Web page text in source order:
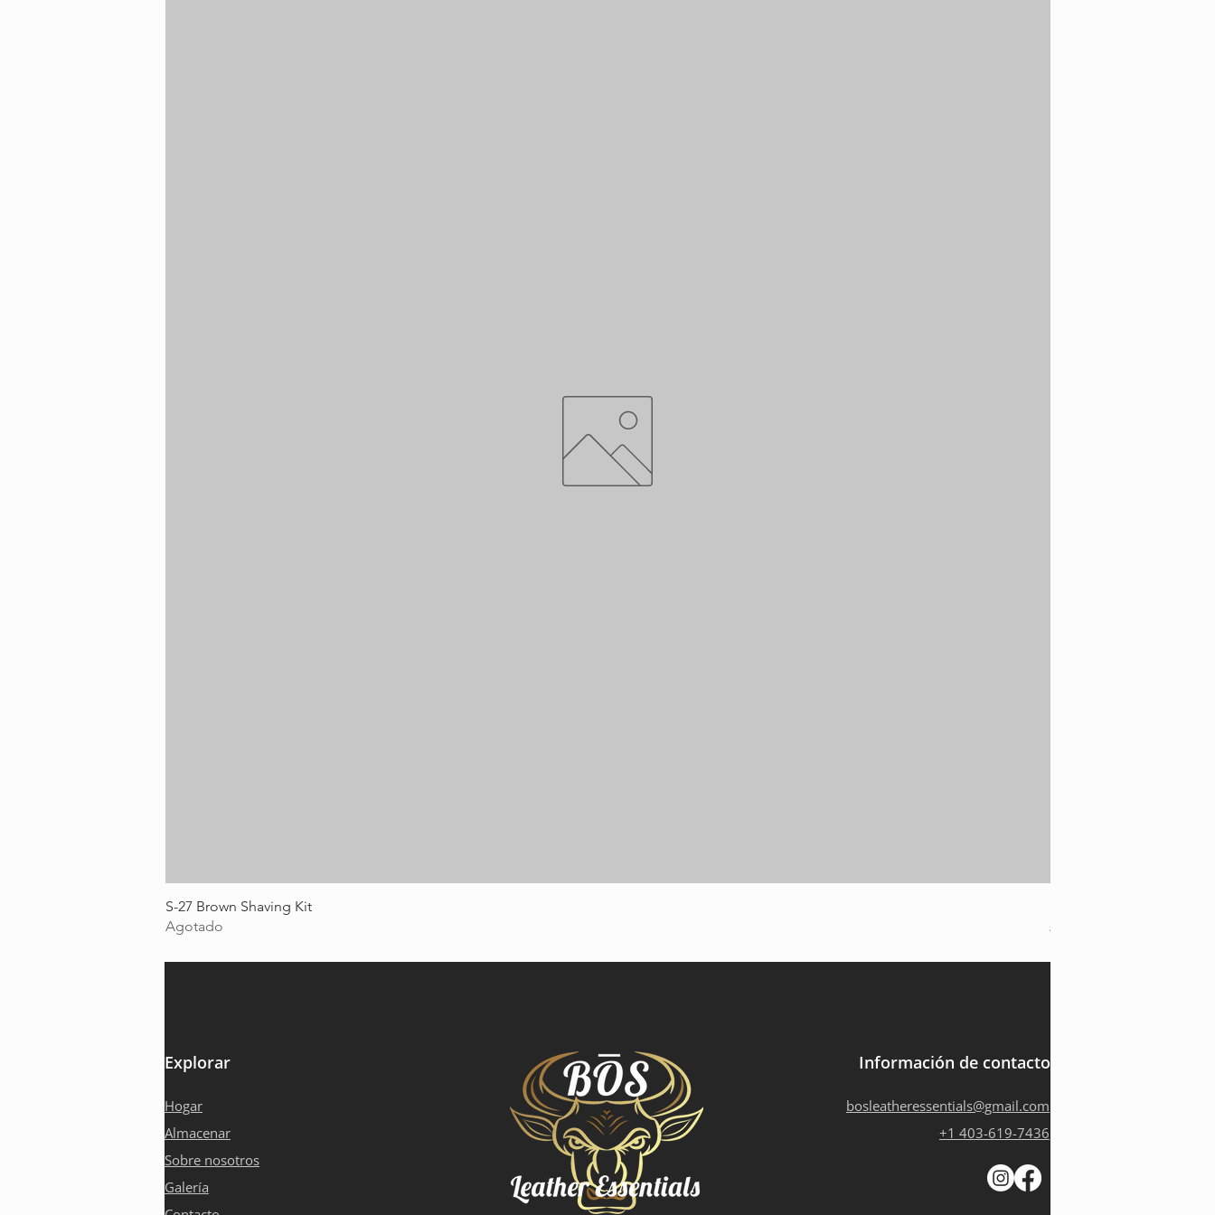
S-27 Brown Shaving Kit
Agotado
Agotado
Explorar
Hogar
Almacenar
Sobre nosotros
Galería
Información de contacto
bosleatheressentials@gmail.com
+1 403-619-7436